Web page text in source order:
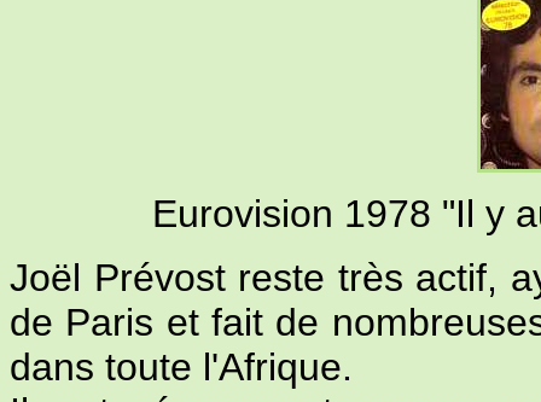
Eurovision 1978 "Il y
Joël Prévost reste très actif,
de Paris et fait de
dans toute l'Afrique.